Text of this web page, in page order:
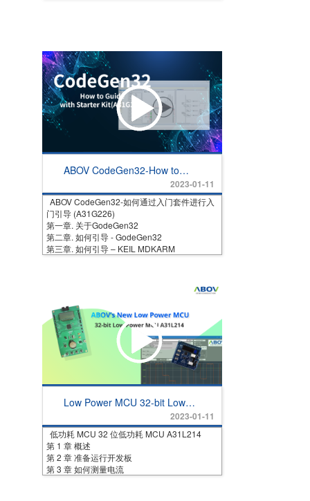
ABOV CodeGen32-How to
(A31G226) 2023-01-11
ABOV CodeGen32-如何通过入门套件进行入
门引导 (A31G226)
第一章. 关于GodeGen32
第二章. 如何引导 - GodeGen32
第三章. 如何引导 – KEIL MDKARM
Low Power MCU 32-bit Low
2023-01-11
低功耗 MCU 32 位低功耗 MCU A31L214
第 1 章 概述
第 2 章 准备运行开发板
第 3 章 如何测量电流